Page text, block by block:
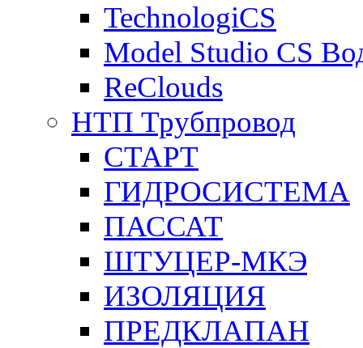
TechnologiCS
Model Studio CS
ReClouds
НТП Трубпровод
СТАРТ
ГИДРОСИСТЕМА
ПАССАТ
ШТУЦЕР-МКЭ
ИЗОЛЯЦИЯ
ПРЕДКЛАПАН